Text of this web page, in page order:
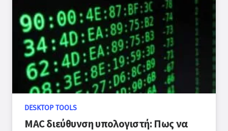
DESKTOP TOOLS
MAC διεύθυνση υπολογιστή: Πως να